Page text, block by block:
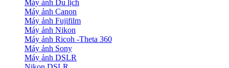
Máy ảnh Du lịch
Máy ảnh Canon
Máy ảnh Fujifilm
Máy ảnh Nikon
Máy ảnh Ricoh -Theta 360
Máy ảnh Sony
Máy ảnh DSLR